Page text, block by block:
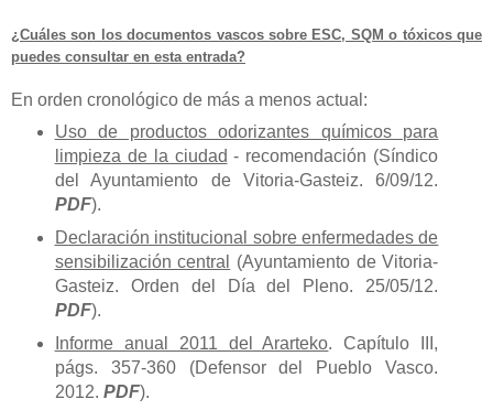
¿Cuáles son los documentos vascos sobre ESC, SQM o tóxicos que
puedes consultar en esta entrada?
En orden cronológico de más a menos actual:
Uso de productos odorizantes químicos para
limpieza de la ciudad - recomendación (Síndico
del Ayuntamiento de Vitoria-Gasteiz. 6/09/12.
PDF).
Declaración institucional sobre enfermedades de
sensibilización central
(Ayuntamiento de Vitoria-
Gasteiz. Orden del Día del Pleno. 25/05/12.
PDF).
Informe anual 2011 del Ararteko. Capítulo III,
págs. 357-360 (Defensor del Pueblo Vasco.
2012. PDF).